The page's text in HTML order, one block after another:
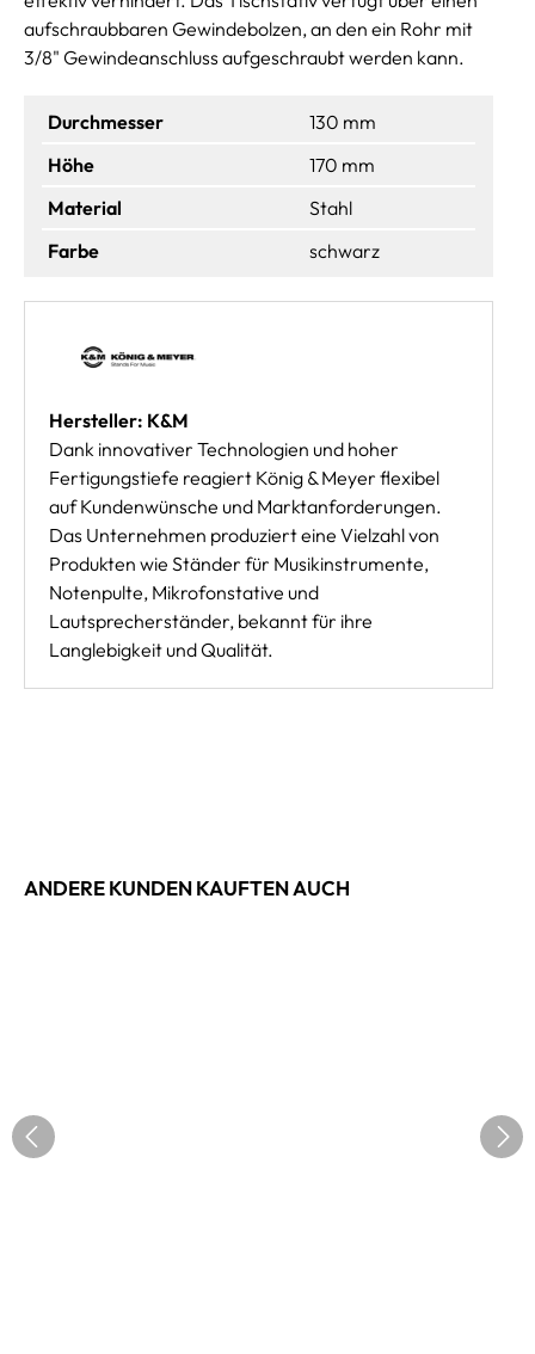
aufschraubbaren Gewindebolzen, an den ein Rohr mit
3/8" Gewindeanschluss aufgeschraubt werden kann.
Durchmesser
130 mm
Höhe
170 mm
Material
Stahl
Farbe
schwarz
Hersteller: K&M
Dank innovativer Technologien und hoher
Fertigungstiefe reagiert König & Meyer flexibel
auf Kundenwünsche und Marktanforderungen.
Das Unternehmen produziert eine Vielzahl von
Produkten wie Ständer für Musikinstrumente,
Notenpulte, Mikrofonstative und
Lautsprecherständer, bekannt für ihre
Langlebigkeit und Qualität.
ANDERE KUNDEN KAUFTEN AUCH